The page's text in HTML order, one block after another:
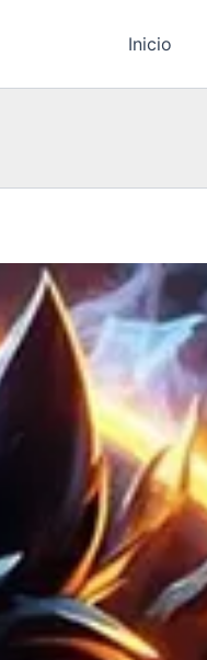
Inicio